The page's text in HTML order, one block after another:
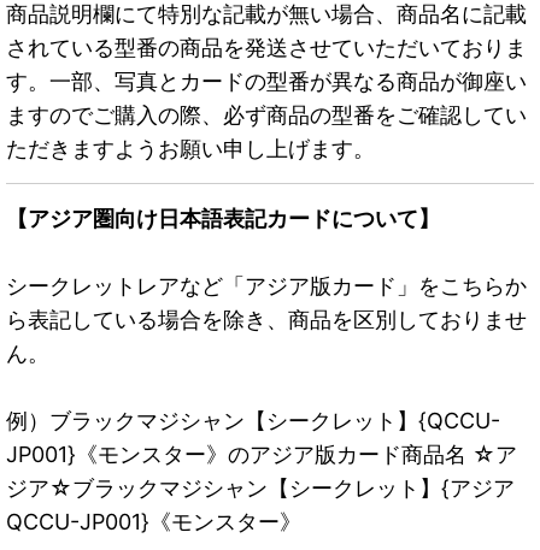
商品説明欄にて特別な記載が無い場合、商品名に記載
されている型番の商品を発送させていただいておりま
す。一部、写真とカードの型番が異なる商品が御座い
ますのでご購入の際、必ず商品の型番をご確認してい
ただきますようお願い申し上げます。
【アジア圏向け日本語表記カードについて】
シークレットレアなど「アジア版カード」をこちらか
ら表記している場合を除き、商品を区別しておりませ
ん。
例）ブラックマジシャン【シークレット】{QCCU-
JP001}《モンスター》のアジア版カード商品名 ☆ア
ジア☆ブラックマジシャン【シークレット】{アジア
QCCU-JP001}《モンスター》